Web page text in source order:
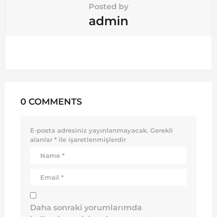
Posted by
admin
0 COMMENTS
E-posta adresiniz yayınlanmayacak. Gerekli
alanlar * ile işaretlenmişlerdir
Daha sonraki yorumlarımda